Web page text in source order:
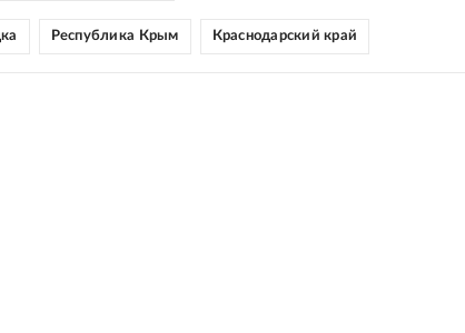
Республика Крым Краснодарский край